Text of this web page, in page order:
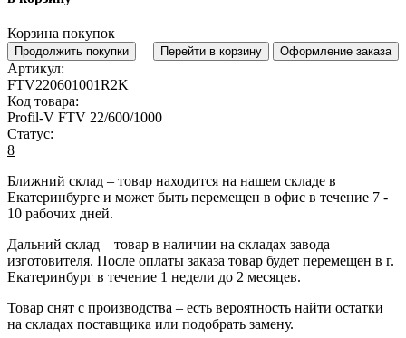
Корзина покупок
Продолжить покупки Перейти в корзину Оформление заказа
Артикул:
FTV220601001R2K
Код товара:
Profil-V FTV 22/600/1000
Статус:
8
Ближний склад – товар находится на нашем складе в
Екатеринбурге и может быть перемещен в офис в течение 7 -
10 рабочих дней.
Дальний склад – товар в наличии на складах завода
изготовителя. После оплаты заказа товар будет перемещен в г.
Екатеринбург в течение 1 недели до 2 месяцев.
Товар снят с производства – есть вероятность найти остатки
на складах поставщика или подобрать замену.